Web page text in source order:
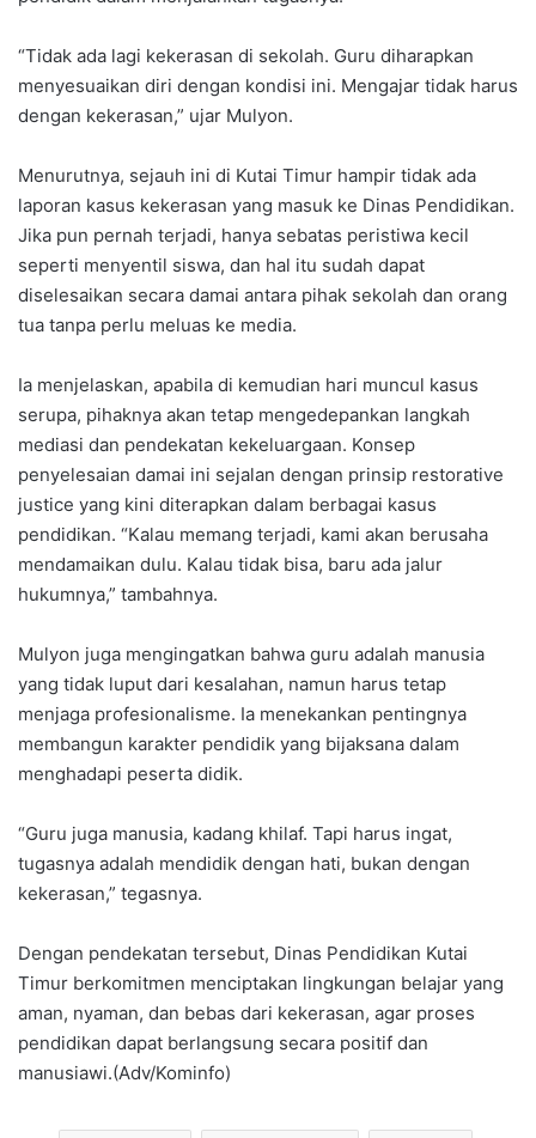
“Tidak ada lagi kekerasan di sekolah. Guru diharapkan
menyesuaikan diri dengan kondisi ini. Mengajar tidak harus
dengan kekerasan,” ujar Mulyon.
Menurutnya, sejauh ini di Kutai Timur hampir tidak ada
laporan kasus kekerasan yang masuk ke Dinas Pendidikan.
Jika pun pernah terjadi, hanya sebatas peristiwa kecil
seperti menyentil siswa, dan hal itu sudah dapat
diselesaikan secara damai antara pihak sekolah dan orang
tua tanpa perlu meluas ke media.
Ia menjelaskan, apabila di kemudian hari muncul kasus
serupa, pihaknya akan tetap mengedepankan langkah
mediasi dan pendekatan kekeluargaan. Konsep
penyelesaian damai ini sejalan dengan prinsip restorative
justice yang kini diterapkan dalam berbagai kasus
pendidikan. “Kalau memang terjadi, kami akan berusaha
mendamaikan dulu. Kalau tidak bisa, baru ada jalur
hukumnya,” tambahnya.
Mulyon juga mengingatkan bahwa guru adalah manusia
yang tidak luput dari kesalahan, namun harus tetap
menjaga profesionalisme. Ia menekankan pentingnya
membangun karakter pendidik yang bijaksana dalam
menghadapi peserta didik.
“Guru juga manusia, kadang khilaf. Tapi harus ingat,
tugasnya adalah mendidik dengan hati, bukan dengan
kekerasan,” tegasnya.
Dengan pendekatan tersebut, Dinas Pendidikan Kutai
Timur berkomitmen menciptakan lingkungan belajar yang
aman, nyaman, dan bebas dari kekerasan, agar proses
pendidikan dapat berlangsung secara positif dan
manusiawi.(Adv/Kominfo)